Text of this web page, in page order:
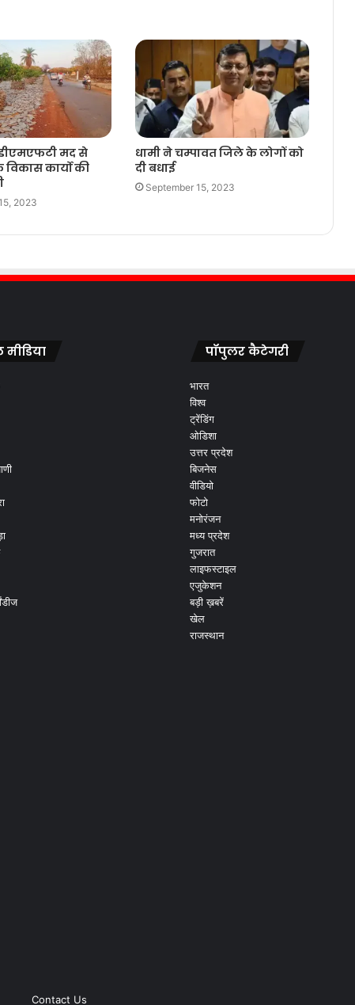
मद से
कार्यो की
2023
धामी ने चम्पावत जिले के लोगों को
दी बधाई
September 15, 2023
पॉपुलर कैटेगरी
भारत
विश्व
ट्रेंडिंग
ओडिशा
उत्तर प्रदेश
बिजनेस
वीडियो
फोटो
मनोरंजन
मध्य प्रदेश
गुजरात
लाइफस्टाइल
एजुकेशन
बड़ी ख़बरें
खेल
राजस्थान
Contact Us